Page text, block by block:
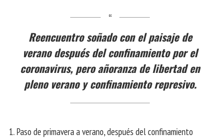
Reencuentro soñado con el paisaje de
verano después del confinamiento por el
coronavirus, pero añoranza de libertad en
pleno verano y confinamiento represivo.
1. Paso de primavera a verano, después del confinamiento